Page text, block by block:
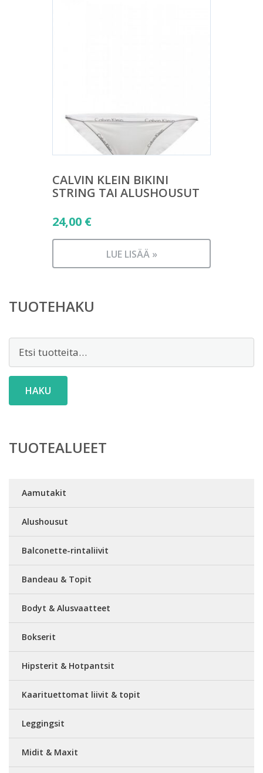
CALVIN KLEIN BIKINI
STRING TAI ALUSHOUSUT
24,00 €
LUE LISÄÄ »
TUOTEHAKU
Etsi:
HAKU
TUOTEALUEET
Aamutakit
Alushousut
Balconette-rintaliivit
Bandeau & Topit
Bodyt & Alusvaatteet
Bokserit
Hipsterit & Hotpantsit
Kaarituettomat liivit & topit
Leggingsit
Midit & Maxit